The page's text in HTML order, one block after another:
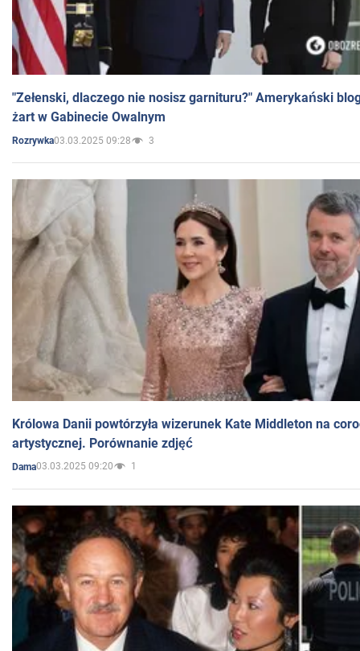
"Zełenski, dlaczego nie nosisz garnituru?" Amerykański
żart w Gabinecie Owalnym
Rozrywka03.03.2025 09:28 3
Królowa Danii powtórzyła wizerunek Kate Middleton na
artystycznej. Porównanie zdjęć
Dama03.03.2025 09:20 1